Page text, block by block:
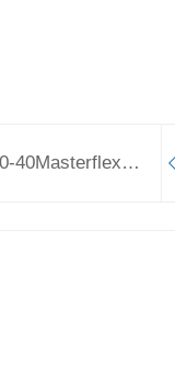
MFLA-77920-40Masterflex蠕动泵一种驱动器适配多种泵头